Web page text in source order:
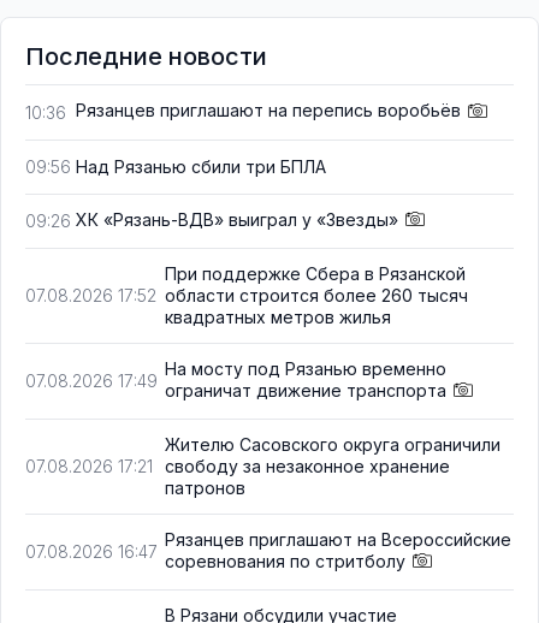
Последние новости
10:36 Рязанцев приглашают на перепись воробьёв
09:56 Над Рязанью сбили три БПЛА
09:26 ХК «Рязань-ВДВ» выиграл у «Звезды»
07.08.2026 17:52
При поддержке Сбера в Рязанской
области строится более 260 тысяч
квадратных метров жилья
07.08.2026 17:49
На мосту под Рязанью временно
ограничат движение транспорта
07.08.2026 17:21
Жителю Сасовского округа ограничили
свободу за незаконное хранение
патронов
07.08.2026 16:47
Рязанцев приглашают на Всероссийские
соревнования по стритболу
В Рязани обсудили участие